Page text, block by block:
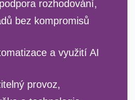
rozhodování,
bez kompromisů
a využití AI
provoz,